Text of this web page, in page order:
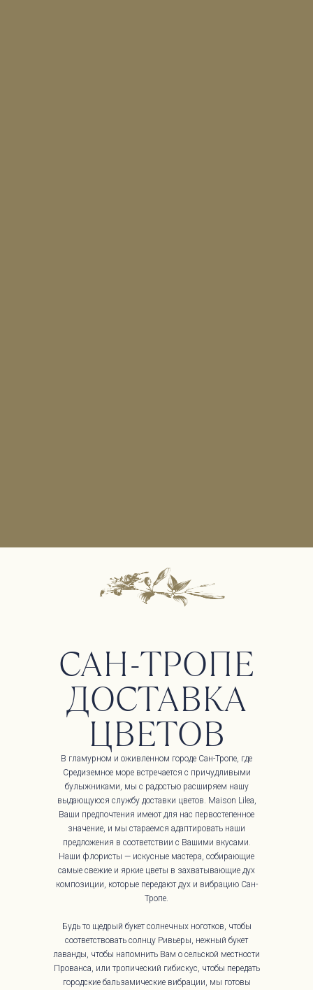
САН-ТРОПЕ
ДОСТАВКА
ЦВЕТОВ
В гламурном и оживленном городе Сан-Тропе, где
Средиземное море встречается с причудливыми
булыжниками, мы с радостью расширяем нашу
выдающуюся службу доставки цветов. Maison Lilea,
Ваши предпочтения имеют для нас первостепенное
значение, и мы стараемся адаптировать наши
предложения в соответствии с Вашими вкусами.
Наши флористы — искусные мастера, собирающие
самые свежие и яркие цветы в захватывающие дух
композиции, которые передают дух и вибрацию Сан-
Тропе.
Будь то щедрый букет солнечных ноготков, чтобы
соответствовать солнцу Ривьеры, нежный букет
лаванды, чтобы напомнить Вам о сельской местности
Прованса, или тропический гибискус, чтобы передать
городские бальзамические вибрации, мы готовы